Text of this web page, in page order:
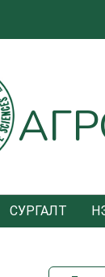
СУРГАЛТ